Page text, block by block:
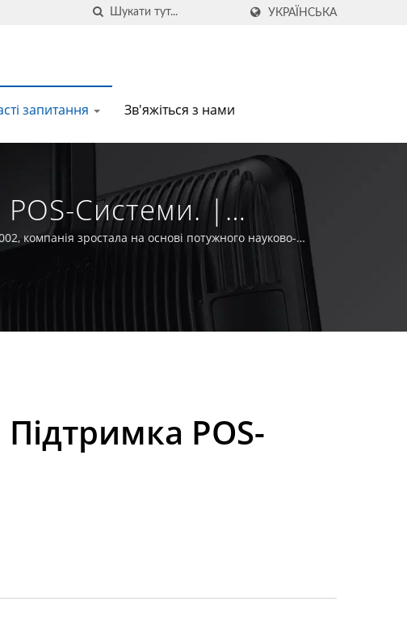
УКРАЇНСЬКА
запитання Зв'яжіться з нами
Системи. |
Та
компанія зростала на основі потужного науково-
POS-